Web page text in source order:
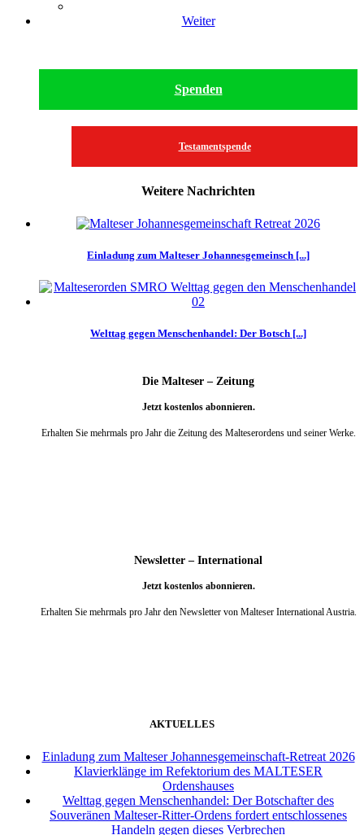
Weiter
Spenden
Testamentspende
Weitere Nachrichten
Einladung zum Malteser Johannesgemeinsch [...]
Welttag gegen Menschenhandel: Der Botsch [...]
Die Malteser – Zeitung
Jetzt kostenlos abonnieren.
Erhalten Sie mehrmals pro Jahr die Zeitung des Malteserordens und seiner Werke.
Newsletter – International
Jetzt kostenlos abonnieren.
Erhalten Sie mehrmals pro Jahr den Newsletter von Malteser International Austria.
AKTUELLES
Einladung zum Malteser Johannesgemeinschaft-Retreat 2026
Klavierklänge im Refektorium des MALTESER
Ordenshauses
Welttag gegen Menschenhandel: Der Botschafter des
Souveränen Malteser-Ritter-Ordens fordert entschlossenes
Handeln gegen dieses Verbrechen